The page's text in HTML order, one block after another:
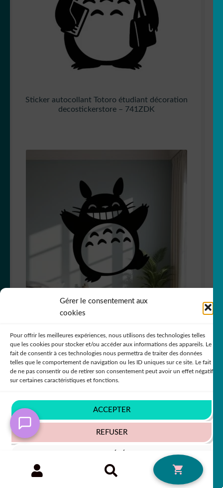
Gérer le consentement aux
cookies
Pour offrir les meilleures expériences, nous utilisons des technologies telles
que les cookies pour stocker et/ou accéder aux informations des appareils. Le
fait de consentir à ces technologies nous permettra de traiter des données
telles que le comportement de navigation ou les ID uniques sur ce site. Le fait
de ne pas consentir ou de retirer son consentement peut avoir un effet négatif
sur certaines caractéristiques et fonctions.
ACCEPTER
REFUSER
Politique de confidentialité
Sticker autocollant Totoro étudiant décoration
decostickerstore – 741ZDK
decostickerstore – Y5RGS6
Recherche
RECHERCHE